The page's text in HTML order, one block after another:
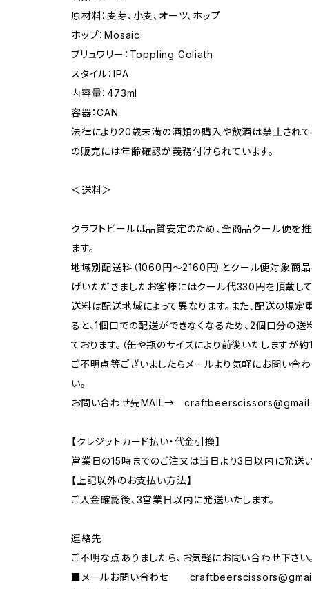
原材料：麦芽、小麦、オーツ、ホップ
ホップ：Mosaic
ブリュワリー：Toppling Goliath
スタイル：IPA
内容量：473ml
容器：CAN
法律により20歳未満の酒類の購入や飲酒は禁止されて
の販売には年齢確認が義務付けられています。
＜送料＞
クラフトビールは品質安定のため、全商品クール便を推
ます。
地域別配送料（1060円～2160円）とクール便対象商
げいただきましたお客様にはクール代330円を頂戴して
送料は配送地域によって異なります。また、配送の規定
ると、1個口での配送ができなくなるため、2個口分の送
ております。（缶や瓶のサイズにより前後いたしますが約
ご不明点等ございましたらメールより気軽にお問い合わ
い。
お問い合わせ先MAIL→
【クレジットカード払い・代金引換】
営業日の15時までのご注文は当日より3日以内に発送い
【上記以外のお支払い方法】
ご入金確認後、3営業日以内に発送いたします。
連絡先
ご不明な点ありましたら、お気軽にお問い合わせ下さい。
■メールお問い合わせ